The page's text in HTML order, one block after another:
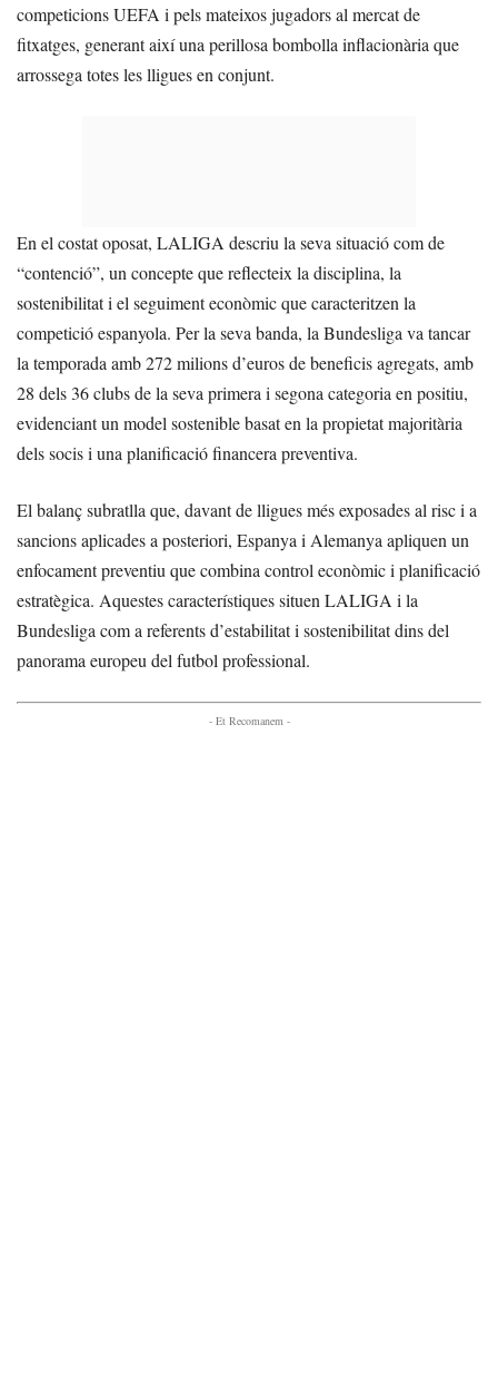
competicions UEFA i pels mateixos jugadors al mercat de
fitxatges, generant així una perillosa bombolla inflacionària que
arrossega totes les lligues en conjunt.
En el costat oposat, LALIGA descriu la seva situació com de
“contenció”, un concepte que reflecteix la disciplina, la
sostenibilitat i el seguiment econòmic que caracteritzen la
competició espanyola. Per la seva banda, la Bundesliga va tancar
la temporada amb 272 milions d’euros de beneficis agregats, amb
28 dels 36 clubs de la seva primera i segona categoria en positiu,
evidenciant un model sostenible basat en la propietat majoritària
dels socis i una planificació financera preventiva.
El balanç subratlla que, davant de lligues més exposades al risc i a
sancions aplicades a posteriori, Espanya i Alemanya apliquen un
enfocament preventiu que combina control econòmic i planificació
estratègica. Aquestes característiques situen LALIGA i la
Bundesliga com a referents d’estabilitat i sostenibilitat dins del
panorama europeu del futbol professional.
- Et Recomanem -